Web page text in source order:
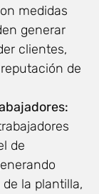
medidas
generar
clientes,
de
de
la plantilla,